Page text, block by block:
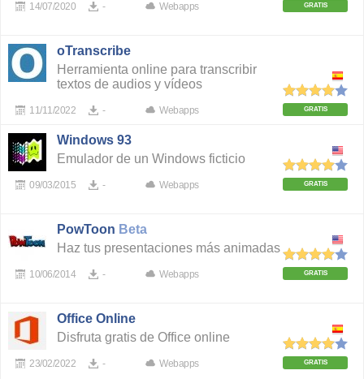
GRATIS
-
14/07/2020 Webapps
oTranscribe
Herramienta online para transcribir
textos de audios y vídeos
GRATIS
-
11/11/2022 Webapps
Windows 93
Emulador de un Windows ficticio
GRATIS
-
09/03/2015 Webapps
PowToon Beta
Haz tus presentaciones más animadas
GRATIS
-
10/06/2014 Webapps
Office Online
Disfruta gratis de Office online
GRATIS
-
23/02/2022 Webapps